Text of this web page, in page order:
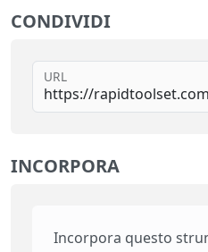
CONDIVIDI
URL
INCORPORA
Incorpora questo